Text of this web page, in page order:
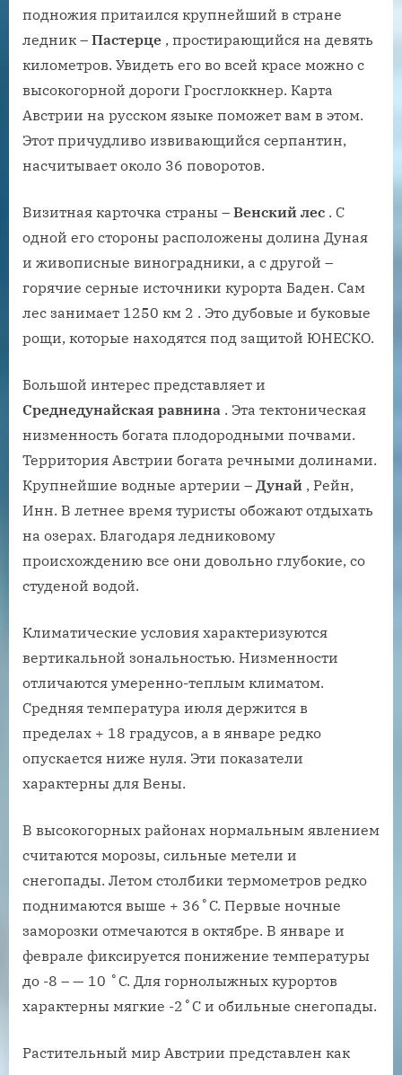
подножия притаился крупнейший в стране
ледник – Пастерце , простирающийся на девять
километров. Увидеть его во всей красе можно с
высокогорной дороги Гросглоккнер. Карта
Австрии на русском языке поможет вам в этом.
Этот причудливо извивающийся серпантин,
насчитывает около 36 поворотов.
Визитная карточка страны – Венский лес . С
одной его стороны расположены долина Дуная
и живописные виноградники, а с другой –
горячие серные источники курорта Баден. Сам
лес занимает 1250 км 2 . Это дубовые и буковые
рощи, которые находятся под защитой ЮНЕСКО.
Большой интерес представляет и
Среднедунайская равнина . Эта тектоническая
низменность богата плодородными почвами.
Территория Австрии богата речными долинами.
Крупнейшие водные артерии – Дунай , Рейн,
Инн. В летнее время туристы обожают отдыхать
на озерах. Благодаря ледниковому
происхождению все они довольно глубокие, со
студеной водой.
Климатические условия характеризуются
вертикальной зональностью. Низменности
отличаются умеренно-теплым климатом.
Средняя температура июля держится в
пределах + 18 градусов, а в январе редко
опускается ниже нуля. Эти показатели
характерны для Вены.
В высокогорных районах нормальным явлением
считаются морозы, сильные метели и
снегопады. Летом столбики термометров редко
поднимаются выше + 36˚C. Первые ночные
заморозки отмечаются в октябре. В январе и
феврале фиксируется понижение температуры
до -8 – — 10 ˚C. Для горнолыжных курортов
характерны мягкие -2˚C и обильные снегопады.
Растительный мир Австрии представлен как